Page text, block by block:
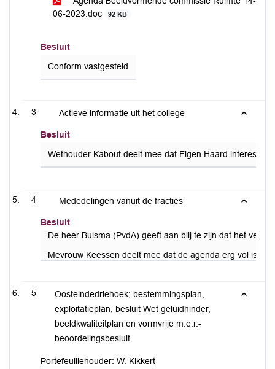
06-2023.doc
92 KB
Besluit
Conform vastgesteld
3 Actieve informatie uit het college
Besluit
Wethouder Kabout deelt mee dat Eigen Haard interesse
4 Mededelingen vanuit de fracties
Besluit
De heer Buisma (PvdA) geeft aan blij te zijn dat het
Mevrouw Keessen deelt mee dat de agenda erg vol is
5
Oosteindedriehoek; bestemmingsplan,
exploitatieplan, besluit Wet geluidhinder,
beeldkwaliteitplan en vormvrije m.e.r.-
beoordelingsbesluit
Portefeuillehouder: W. Kikkert